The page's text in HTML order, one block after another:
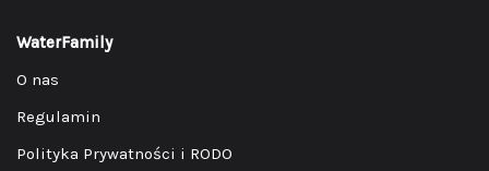
WaterFamily
O nas
Regulamin
Polityka Prywatności i RODO